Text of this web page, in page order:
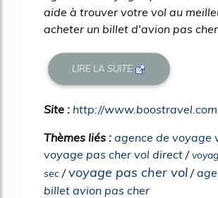
aide à trouver votre vol au
acheter un billet d'avion pas cher
LIRE LA SUITE
Site : http://www.boostravel.com
Thèmes liés : agence de voyage
voyage pas cher vol direct /
sec /voyage pas cher vol /
billet avion pas cher